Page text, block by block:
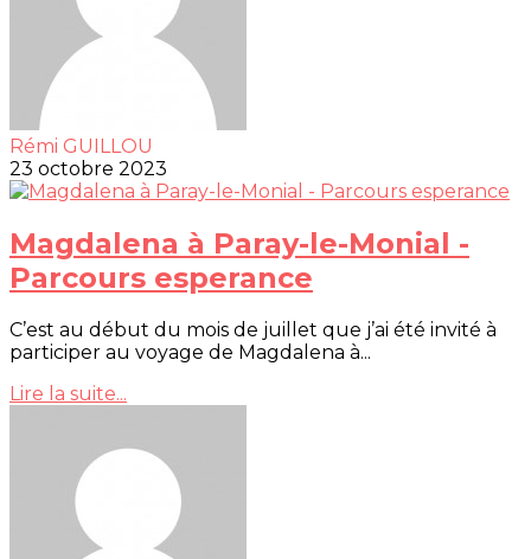
Rémi GUILLOU
23 octobre 2023
Magdalena à Paray-le-Monial -
Parcours esperance
C’est au début du mois de juillet que j’ai été invité à
participer au voyage de Magdalena à...
Lire la suite...